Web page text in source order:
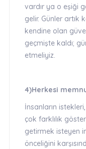
vardır ya o eşiği
gelir. Günler
kendine olan
geçmişte kaldı;
etmeliyiz.
4)Herkesi
İnsanların
çok farklılık
getirmek isteyen
önceliğini